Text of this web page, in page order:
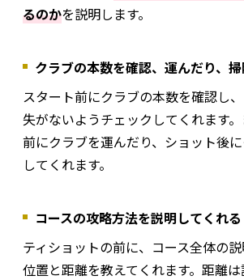
るのかを説明します。
クラブの本数を確認、運んだり、
スタート前にクラブの本数を確認し
失がないようチェックしてくれます
前にクラブを運んだり、ショット後
してくれます。
コースの攻略方法を説明してくれる
ティショットの前に、コース全体の
位置と距離を教えてくれます。距離